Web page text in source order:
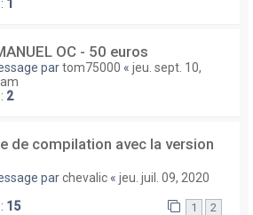
1
OC - 50 euros
partom75000 « jeu. sept. 10,
2
de compilation avec la version
parchevalic « jeu. juil. 09, 2020
15 1 2